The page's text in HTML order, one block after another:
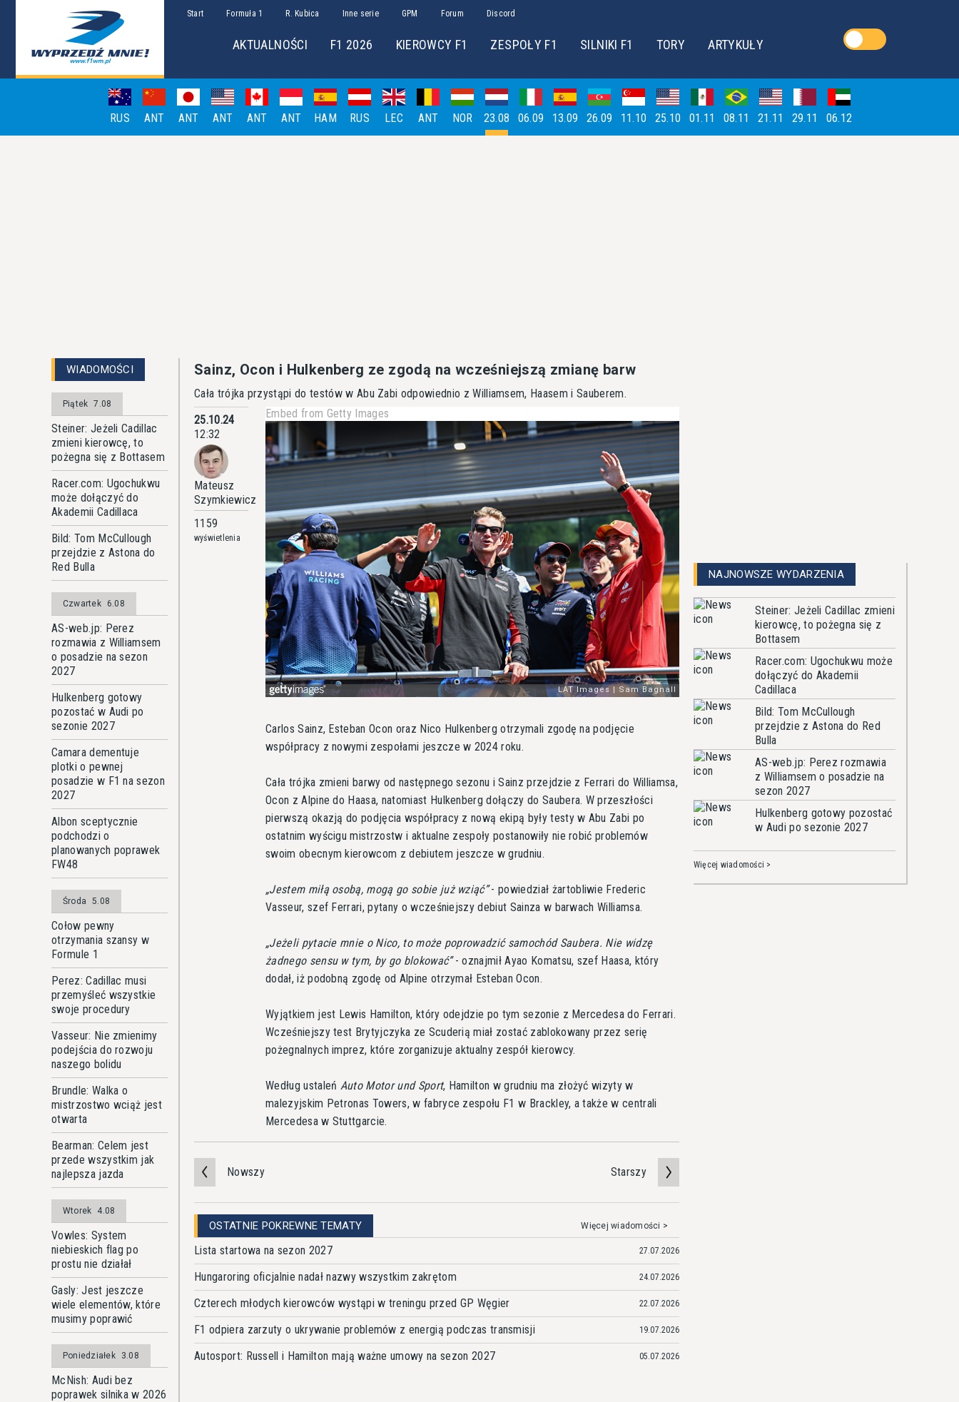
Start Formuła 1 R. Kubica Inne serie GPM Forum Discord
AKTUALNOŚCI F1 2026 KIEROWCY F1 ZESPOŁY F1 SILNIKI F1 TORY ARTYKUŁY
RUS ANT ANT ANT ANT ANT HAM RUS LEC ANT NOR 23.08 06.09 13.09 26.09 11.10 25.10 01.11 08.11 21.11 29.11 06.12
WIADOMOŚCI
Piątek 7.08
Steiner: Jeżeli Cadillac
zmieni kierowcę, to
pożegna się z Bottasem
Racer.com: Ugochukwu
może dołączyć do
Akademii Cadillaca
Bild: Tom McCullough
przejdzie z Astona do
Red Bulla
Czwartek 6.08
AS-web.jp: Perez
rozmawia z Williamsem
o posadzie na sezon
2027
Hulkenberg gotowy
pozostać w Audi po
sezonie 2027
Camara dementuje
plotki o pewnej
posadzie w F1 na sezon
2027
Albon sceptycznie
podchodzi o
planowanych poprawek
FW48
Środa 5.08
Cołow pewny
otrzymania szansy w
Formule 1
Perez: Cadillac musi
przemyśleć wszystkie
swoje procedury
Vasseur: Nie zmienimy
podejścia do rozwoju
naszego bolidu
Brundle: Walka o
mistrzostwo wciąż jest
otwarta
Bearman: Celem jest
przede wszystkim jak
najlepsza jazda
Wtorek 4.08
Vowles: System
niebieskich flag po
prostu nie działał
Gasly: Jest jeszcze
wiele elementów, które
musimy poprawić
Poniedziałek 3.08
McNish: Audi bez
poprawek silnika w 2026
Sainz, Ocon i Hulkenberg ze zgodą na wcześniejszą zmianę barw
Cała trójka przystąpi do testów w Abu Zabi odpowiednio z Williamsem, Haasem i Sauberem.
25.10.24
12:32
Mateusz
Szymkiewicz
1159
wyświetlenia
Embed from Getty Images
Carlos Sainz, Esteban Ocon oraz Nico Hulkenberg otrzymali zgodę na podjęcie
współpracy z nowymi zespołami jeszcze w 2024 roku.
Cała trójka zmieni barwy od następnego sezonu i Sainz przejdzie z Ferrari do Williamsa,
Ocon z Alpine do Haasa, natomiast Hulkenberg dołączy do Saubera. W przeszłości
pierwszą okazją do podjęcia współpracy z nową ekipą były testy w Abu Zabi po
ostatnim wyścigu mistrzostw i aktualne zespoły postanowiły nie robić problemów
swoim obecnym kierowcom z debiutem jeszcze w grudniu.
Jestem miłą osobą, mogą go sobie już wziąć - powiedział żartobliwie Frederic
Vasseur, szef Ferrari, pytany o wcześniejszy debiut Sainza w barwach Williamsa.
Jeżeli pytacie mnie o Nico, to może poprowadzić samochód Saubera. Nie widzę
żadnego sensu w tym, by go blokować - oznajmił Ayao Komatsu, szef Haasa, który
dodał, iż podobną zgodę od Alpine otrzymał Esteban Ocon.
Wyjątkiem jest Lewis Hamilton, który odejdzie po tym sezonie z Mercedesa do Ferrari.
Wcześniejszy test Brytyjczyka ze Scuderią miał zostać zablokowany przez serię
pożegnalnych imprez, które zorganizuje aktualny zespół kierowcy.
Według ustaleń Auto Motor und Sport, Hamilton w grudniu ma złożyć wizyty w
malezyjskim Petronas Towers, w fabryce zespołu F1 w Brackley, a także w centrali
Mercedesa w Stuttgarcie.
Nowszy Starszy
OSTATNIE POKREWNE TEMATY Więcej wiadomości >
Lista startowa na sezon 2027 27.07.2026
Hungaroring oficjalnie nadał nazwy wszystkim zakrętom 24.07.2026
Czterech młodych kierowców wystąpi w treningu przed GP Węgier 22.07.2026
F1 odpiera zarzuty o ukrywanie problemów z energią podczas transmisji 19.07.2026
Autosport: Russell i Hamilton mają ważne umowy na sezon 2027 05.07.2026
NAJNOWSZE WYDARZENIA
Steiner: Jeżeli Cadillac zmieni
kierowcę, to pożegna się z
Bottasem
Racer.com: Ugochukwu może
dołączyć do Akademii
Cadillaca
Bild: Tom McCullough
przejdzie z Astona do Red
Bulla
AS-web.jp: Perez rozmawia
z Williamsem o posadzie na
sezon 2027
Hulkenberg gotowy pozostać
w Audi po sezonie 2027
Więcej wiadomości >